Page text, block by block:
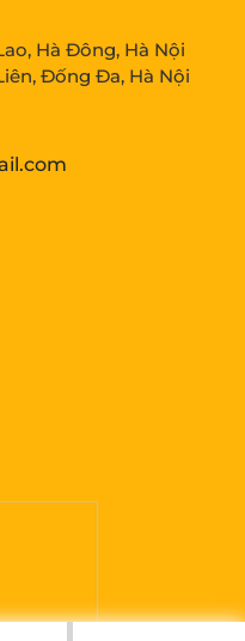
Hà Đông, Hà Nội
Đống Đa, Hà Nội